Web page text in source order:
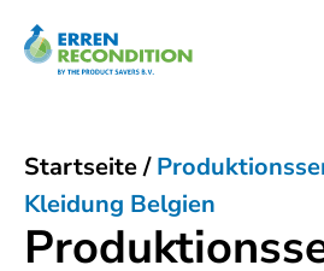
Startseite/
Kleidung Belgien